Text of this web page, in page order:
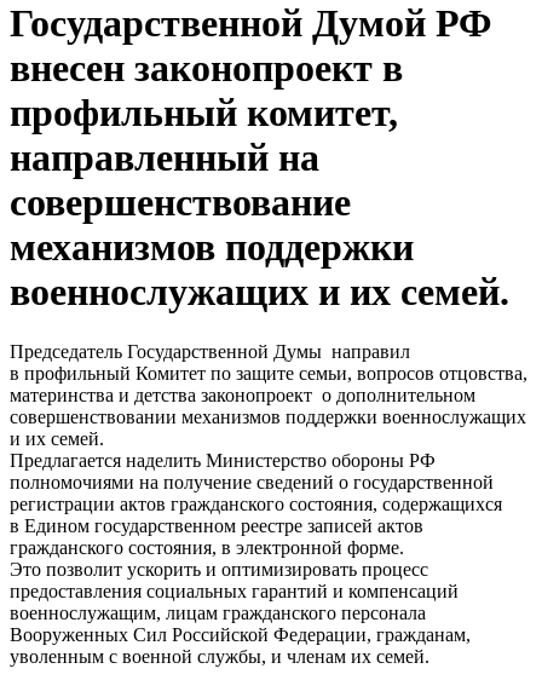
Государственной Думой РФ
внесен законопроект в
профильный комитет,
направленный на
совершенствование
механизмов поддержки
военнослужащих и их семей.
Председатель Государственной Думы направил
в профильный Комитет по защите семьи, вопросов отцовства,
материнства и детства законопроект о дополнительном
совершенствовании механизмов поддержки военнослужащих
и их семей.
Предлагается наделить Министерство обороны РФ
полномочиями на получение сведений о государственной
регистрации актов гражданского состояния, содержащихся
в Едином государственном реестре записей актов
гражданского состояния, в электронной форме.
Это позволит ускорить и оптимизировать процесс
предоставления социальных гарантий и компенсаций
военнослужащим, лицам гражданского персонала
Вооруженных Сил Российской Федерации, гражданам,
уволенным с военной службы, и членам их семей.